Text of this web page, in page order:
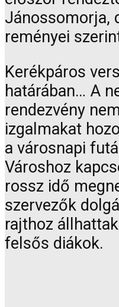
Jánossomorja,
reményei
Kerékpáros
határában… A
rendezvény
izgalmakat
a városnapi
Városhoz
rossz idő
szervezők
rajthoz
felsős diákok.